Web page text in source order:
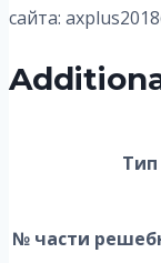
сайта:
№ части